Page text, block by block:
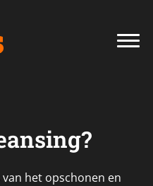
het opschonen en